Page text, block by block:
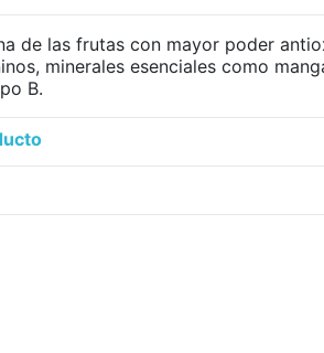
de las frutas con mayor poder
minerales esenciales como
B.